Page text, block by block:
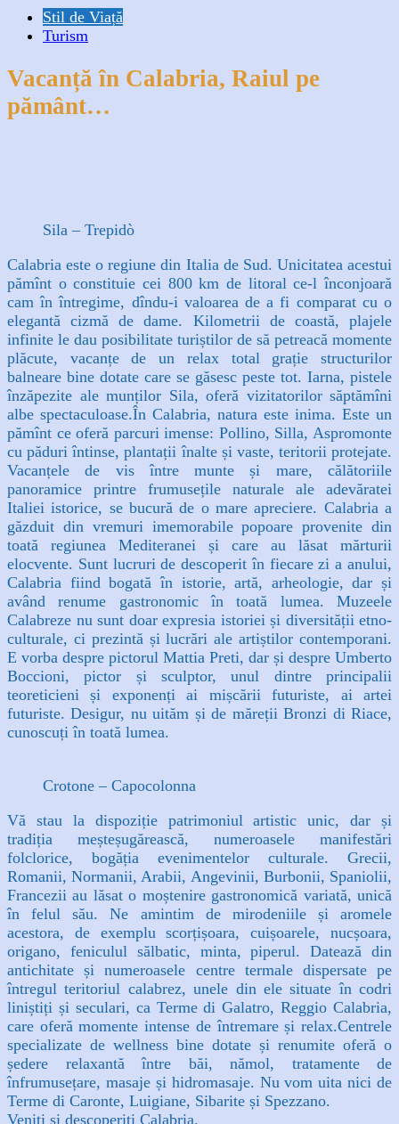
Stil de Viață
Turism
Vacanță în Calabria, Raiul pe
pământ…
Sila – Trepidò
Calabria este o regiune din Italia de Sud. Unicitatea acestui
pămînt o con­stituie cei 800 km de litoral ce-l înconjoară
cam în întregime, dîndu-i va­loarea de a fi comparat cu o
elegantă cizmă de dame. Kilometrii de coas­tă, plajele
infinite le dau posibilitate turiștilor de să petreacă momente
plăcute, vacanțe de un relax total grație structurilor
balneare bine dotate care se găsesc peste tot. Iarna, pistele
înzăpezite ale munților Sila, oferă vizitatorilor săptămîni
albe spectaculoase.În Calabria, natura este inima. Este un
pămînt ce oferă parcuri imense: Polli­no, Silla, Aspromonte
cu păduri întinse, plantații înalte și vaste, teritorii protejate.
Vacanțele de vis între munte și mare, călătoriile
panoramice printre frumuseți­le naturale ale adevăratei
Italiei istorice, se bucură de o mare apreciere. Calabria a
găzduit din vremuri imemorabile popoare provenite din
toată regi­unea Mediteranei și care au lăsat mărturii
elocvente. Sunt lucruri de descoperit în fiecare zi a anului,
Calabria fiind bogată în istorie, artă, arheologie, dar și
având renume gastronomic în toată lumea. Muzeele
Calabreze nu sunt doar expresia istoriei și diversității etno-
culturale, ci prezintă și lucrări ale artiștilor contemporani.
E vorba despre pictorul Mattia Preti, dar și despre Umberto
Boccioni, pictor și sculptor, unul dintre principalii
teoreticieni și exponenți ai mișcării futuriste, ai artei
futuriste. Desigur, nu uităm și de măreții Bronzi di Riace,
cunoscuți în toa­tă lumea.
Crotone – Capocolonna
Vă stau la dispoziție patrimoniul artistic unic, dar și
tradiția meșteșugărească, numeroasele manifestări
folclorice, bogăția evenimentelor culturale. Grecii,
Romanii, Normanii, Arabii, Angevinii, Burbonii, Spaniolii,
Francezii au lăsat o moștenire gastronomică variată, unică
în felul său. Ne amintim de mirodeniile și aromele
acestora, de exemplu scor­țișoara, cuișoarele, nucșoara,
origano, feniculul săl­batic, minta, piperul. Datează din
antichitate și numeroasele centre ter­male dispersate pe
întregul teritoriul calabrez, unele din ele situate în codri
liniștiți și seculari, ca Terme di Galatro, Reggio Calabria,
care oferă momente intense de întremare și relax.Centrele
specializate de wellness bine dotate și re­numite oferă o
ședere relaxantă între băi, nămol, tra­tamente de
înfrumusețare, masaje și hidromasaje. Nu vom uita nici de
Terme di Caronte, Luigiane, Sibari­te și Spezzano.
Veniți și descoperiți Calabria.